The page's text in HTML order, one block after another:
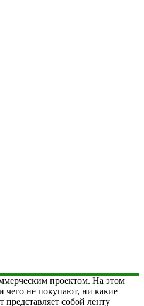
проектом. На этом
чего не покупают, ни какие
собой ленту